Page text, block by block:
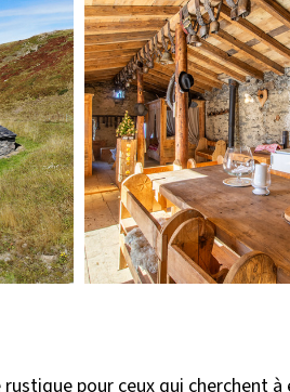
pour ceux qui cherchent à